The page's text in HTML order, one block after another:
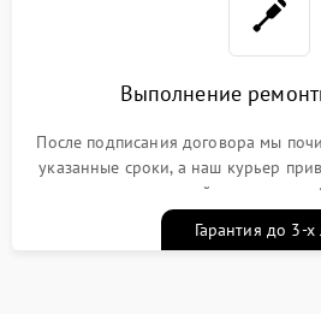
Выполнение
После подписания договора мы
указанные сроки, а наш курьер
гарантийным талоном
Гарантия до 3-х